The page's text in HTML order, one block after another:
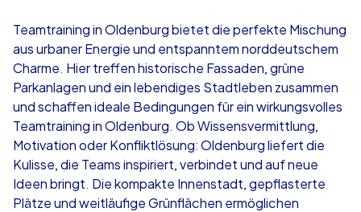
€49,99
iPad Tour
ab€49,99
Krimi iPad
Teamtraining in Oldenburg bietet die perfekte Mischung
aus urbaner Energie und entspanntem norddeutschem
Charme. Hier treffen historische Fassaden, grüne
Parkanlagen und ein lebendiges Stadtleben zusammen
und schaffen ideale Bedingungen für ein wirkungsvolles
Teamtraining in Oldenburg. Ob Wissensvermittlung,
Motivation oder Konfliktlösung: Oldenburg liefert die
Kulisse, die Teams inspiriert, verbindet und auf neue
Ideen bringt. Die kompakte Innenstadt, gepflasterte
Plätze und weitläufige Grünflächen ermöglichen